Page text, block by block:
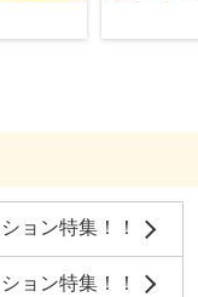
ョン特集！！
ョン特集！！